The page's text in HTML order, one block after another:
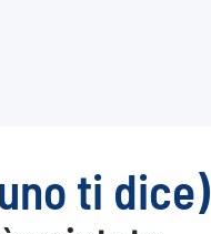
ti dice)